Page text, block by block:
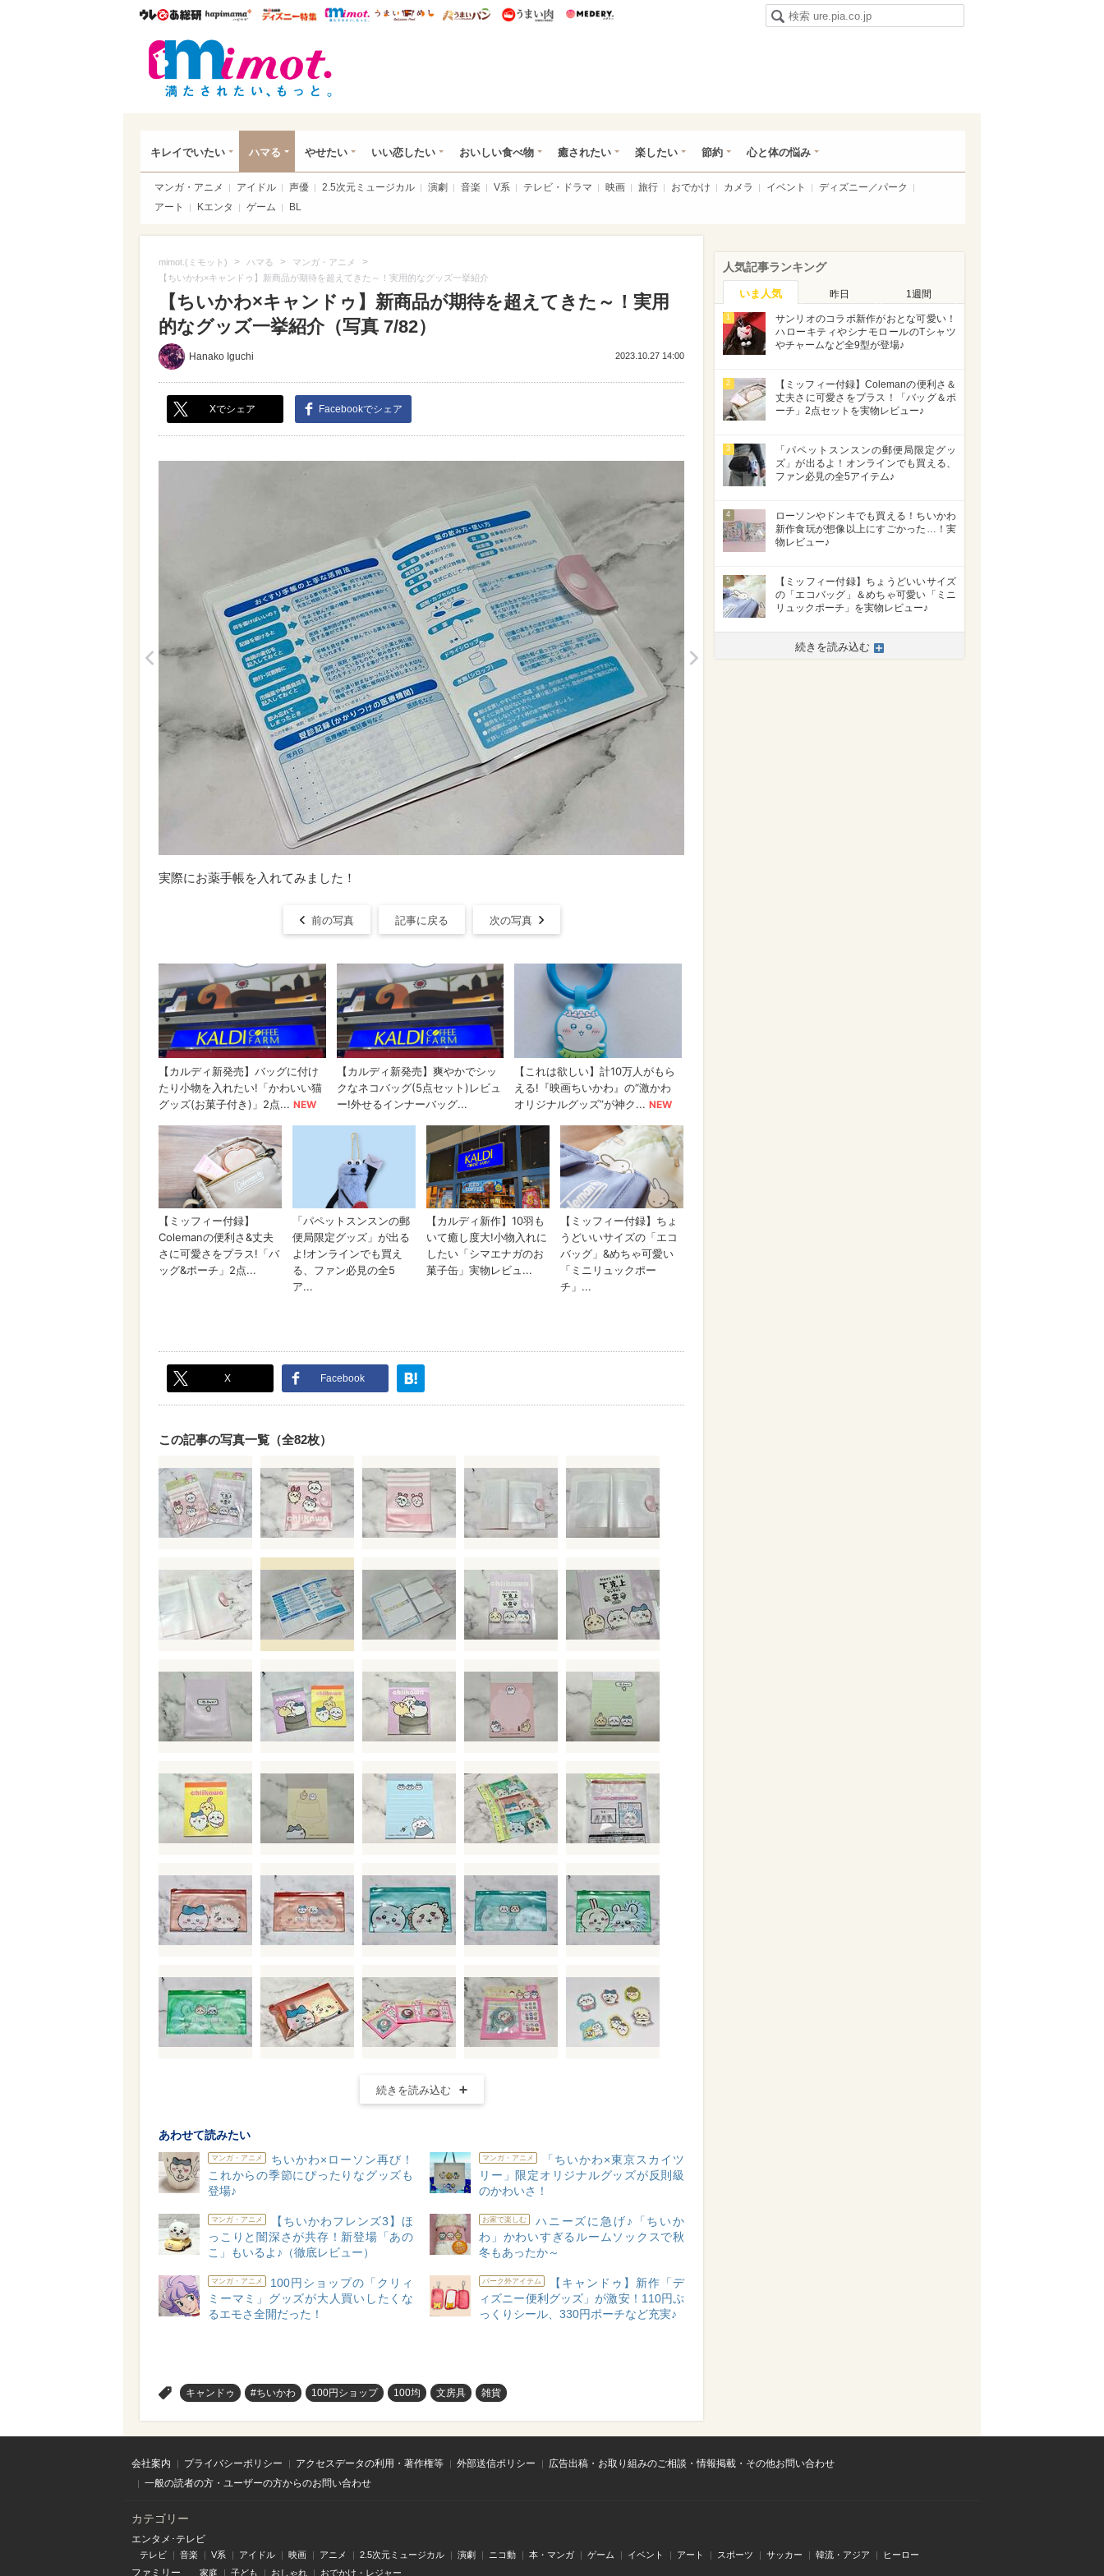
ウレぴあ総研ハピママ* ウレぴあ総研 ディズニー特集
mimot. うまいめし うまいパン うまい肉
キレイでいたい ハマる やせたい いい恋したい おいしい食べ物 癒されたい 楽したい 節約 心と体の悩み
マンガ・アニメ アイドル 声優 2.5次元ミュージカル 演劇 音楽 V系 テレビ・ドラマ 映画 旅行 おでかけ カメラ イベント
ディズニー／パーク
アート
Kエンタ ゲーム BL
mimot.(ミモット) > ハマる > マンガ・アニメ >
【ちいかわ×キャンドゥ】新商品が期待を超えてきた～！実用的なグッズ一挙紹介
【ちいかわ×キャンドゥ】新商品が期待を超えてきた～！実用
的なグッズ一挙紹介（写真 7/82）
Hanako Iguchi 2023.10.27 14:00
Xでシェア Facebookでシェア
実際にお薬手帳を入れてみました！
前の写真 記事に戻る 次の写真
X Facebook
この記事の写真一覧（全82枚）
続きを読み込む
あわせて読みたい
マンガ・アニメ
ちいかわ×ローソン再び！
これからの季節にぴったりなグッズも
登場♪
マンガ・アニメ
「ちいかわ×東京スカイツ
リー」限定オリジナルグッズが反則級
のかわいさ！
マンガ・アニメ
【ちいかわフレンズ3】ほ
っこりと闇深さが共存！新登場「あの
こ」もいるよ♪（徹底レビュー）
お家で楽しむ
ハニーズに急げ♪「ちいか
わ」かわいすぎるルームソックスで秋
冬もあったか～
マンガ・アニメ
100円ショップの「クリィ
ミーマミ」グッズが大人買いしたくな
るエモさ全開だった！
パーク外アイテム
【キャンドゥ】新作「デ
ィズニー便利グッズ」が激安！110円ぷ
っくりシール、330円ポーチなど充実♪
キャンドゥ #ちいかわ 100円ショップ 100均 文房具 雑貨
人気記事ランキング
いま人気 昨日 1週間
1
サンリオのコラボ新作がおとな可愛い！
ハローキティやシナモロールのTシャツ
やチャームなど全9型が登場♪
2
【ミッフィー付録】Colemanの便利さ＆
丈夫さに可愛さをプラス！「バッグ＆ポ
ーチ」2点セットを実物レビュー♪
3
「パペットスンスンの郵便局限定グッ
ズ」が出るよ！オンラインでも買える、
ファン必見の全5アイテム♪
4
ローソンやドンキでも買える！ちいかわ
新作食玩が想像以上にすごかった…！実
物レビュー♪
5
【ミッフィー付録】ちょうどいいサイズ
の「エコバッグ」＆めちゃ可愛い「ミニ
リュックポーチ」を実物レビュー♪
続きを読み込む
会社案内 プライバシーポリシー アクセスデータの利用・著作権等 外部送信ポリシー
広告出稿・お取り組みのご相談・情報掲載・その他お問い合わせ
一般の読者の方・ユーザーの方からのお問い合わせ
カテゴリー
エンタメ･テレビ
テレビ 音楽 V系 アイドル 映画 アニメ 2.5次元ミュージカル 演劇 ニコ動 本・マンガ ゲーム イベント アート スポーツ サッカー 韓流・アジア ヒーロー
ファミリー 家庭 子ども おしゃれ おでかけ・レジャー